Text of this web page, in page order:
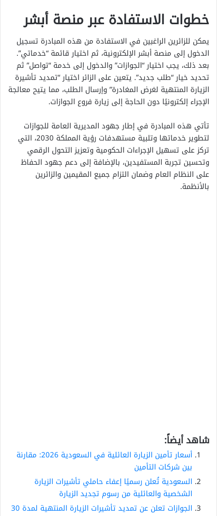
خطوات الاستفادة عبر منصة أبشر
يمكن للزائرين الراغبين في الاستفادة من هذه المبادرة تسجيل
الدخول إلى منصة أبشر الإلكترونية، ثم اختيار قائمة “خدماتي”.
بعد ذلك، يجب اختيار “الجوازات” والدخول إلى خدمة “تواصل” ثم
تحديد خيار “طلب جديد”. يتعين على الزائر اختيار “تمديد تأشيرة
الزيارة المنتهية لغرض المغادرة” وإرسال الطلب، مما يتيح معالجة
الإجراء إلكترونيًا دون الحاجة إلى زيارة فروع الجوازات.
تأتي هذه المبادرة في إطار جهود المديرية العامة للجوازات
لتطوير خدماتها وتلبية مستهدفات رؤية المملكة 2030، التي
تركز على تسهيل الإجراءات الحكومية وتعزيز التحول الرقمي
وتحسين تجربة المستفيدين، بالإضافة إلى دعم جهود الحفاظ
على النظام العام وضمان التزام جميع المقيمين والزائرين
بالأنظمة.
شاهد أيضاً:
أسعار تأمين الزيارة العائلية في السعودية 2026: مقارنة
بين شركات التأمين
السعودية تُعلن رسميًا إعفاء حاملي تأشيرات الزيارة
الشخصية والعائلية من رسوم تجديد الزيارة
الجوازات تعلن عن تمديد تأشيرات الزيارة المنتهية لمدة 30